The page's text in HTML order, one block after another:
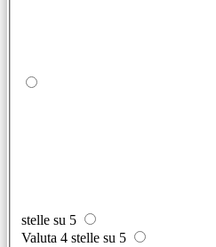
stelle su 5
Valuta 4 stelle su 5